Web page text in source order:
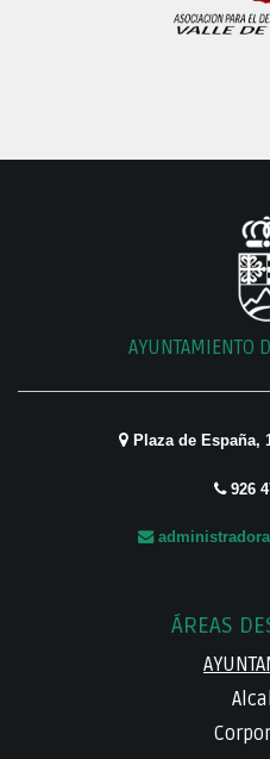
AYUNTAMIENTO
Plaza de España,
926
ÁREAS